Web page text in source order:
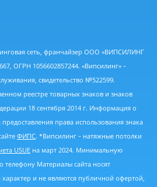
сеть, франчайзер ООО «ВИПСИЛИНГ
ОГРН 1056602857244. «Випсилинг» -
свидетельство №522599.
реестре товарных знаков и знаков
18 сентября 2014 г. Информация о
права использования знака
ФИПС. *Випсилинг - натяжные потолки
USUE на март 2024. Минимальную
телефону Материалы сайта носят
и не являются публичной офертой,